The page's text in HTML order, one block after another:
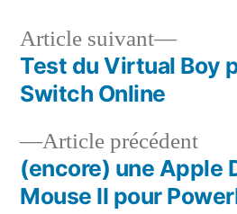
Navigation
l’article
Article précédent
(encore) une Apple
Mouse II pour
Article suivant
Article
Test du Virtual Boy
Switch Online